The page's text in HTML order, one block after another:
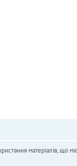
матеріалів, що